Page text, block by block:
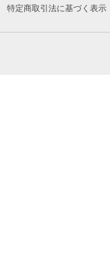
特定商取引法に基づく表示